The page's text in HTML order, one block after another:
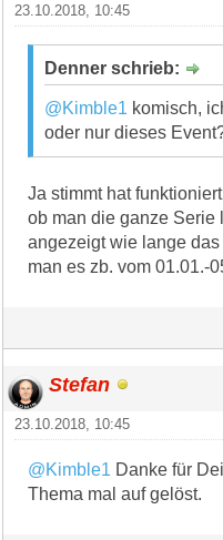
23.10.2018, 10:45
Denner schrieb:
@Kimble1 komisch,
oder nur dieses
Ja stimmt hat
ob man die ganze Serie
angezeigt wie lange
man es zb. vom 01.01.-
Stefan
23.10.2018, 10:45
@Kimble1 Danke für
Thema mal auf gelöst.